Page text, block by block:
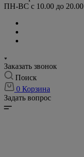
ПН-ВС с 10.00 до 20.00
Заказать звонок
Поиск
0 Корзина
Задать вопрос